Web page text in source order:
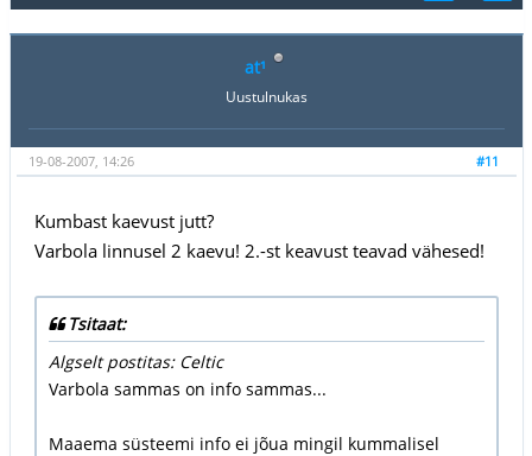
at¹
Uustulnukas
#11
19-08-2007, 14:26
Kumbast kaevust jutt?
Varbola linnusel 2 kaevu! 2.-st keavust teavad vähesed!
Tsitaat:
Algselt postitas: Celtic
Varbola sammas on info sammas...
Maaema süsteemi info ei jõua mingil kummalisel